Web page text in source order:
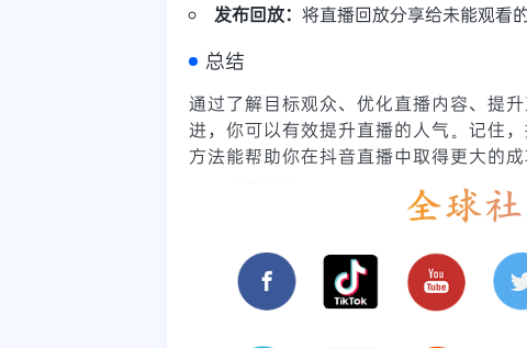
发布回放： 将直播回放分享给未能观看
总结
通过了解目标观众、优化直播内容、提
进，你可以有效提升直播的人气。记住
方法能帮助你在抖音直播中取得更大的成